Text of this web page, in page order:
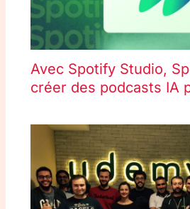
Avec Spotify Studio,
créer des podcasts IA